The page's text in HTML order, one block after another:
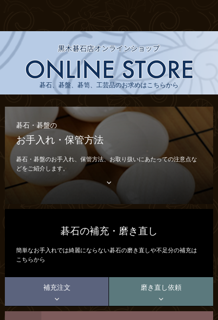
碁石、碁盤、碁笥、工芸品のお求めはこちらから
碁石・碁盤の
お手入れ・保管方法
碁石・碁盤のお手入れ、保管方法、お取り扱いにあたっての注意点な
どをご紹介します。

碁石の補充・磨き直し
簡単なお手入れでは綺麗にならない碁石の磨き直しや不足分の補充は
こちらから
補充注文

磨き直し依頼
